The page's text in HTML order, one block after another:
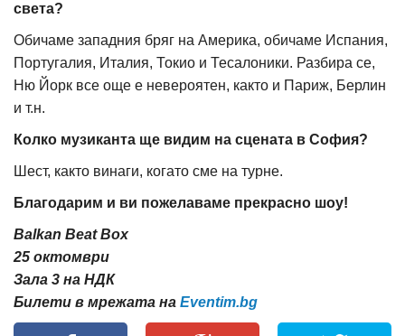
света?
Обичаме западния бряг на Америка, обичаме Испания,
Португалия, Италия, Токио и Тесалоники. Разбира се,
Ню Йорк все още е невероятен, както и Париж, Берлин
и т.н.
Колко музиканта ще видим на сцената в София?
Шест, както винаги, когато сме на турне.
Благодарим и ви пожелаваме прекрасно шоу!
Balkan Beat Box
25 октомври
Зала 3 на НДК
Билети в мрежата на Eventim.bg